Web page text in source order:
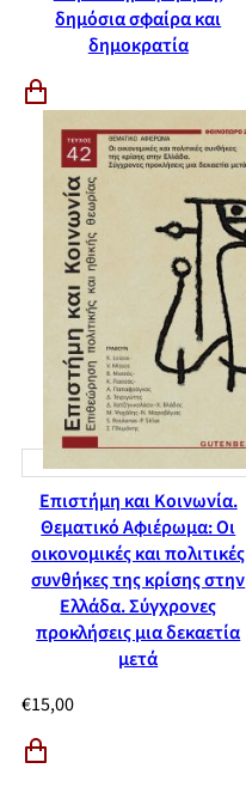
δημόσια σφαίρα και
δημοκρατία
Επιστήμη και Κοινωνία.
Θεματικό Αφιέρωμα: Οι
οικονομικές και πολιτικές
συνθήκες της κρίσης στην
Ελλάδα. Σύγχρονες
προκλήσεις μια δεκαετία
μετά
€15,00